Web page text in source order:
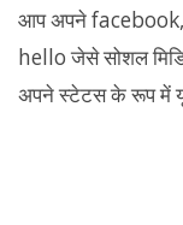
आप अपने
hello जेसे सोशल
अपने स्टेटस के रूप में